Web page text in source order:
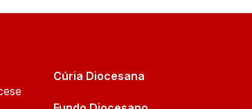
Cúria Diocesana